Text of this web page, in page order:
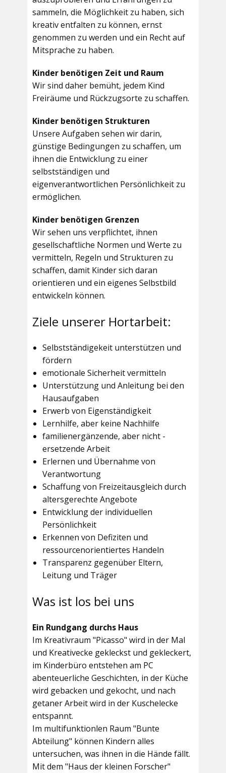
sammeln, die Möglichkeit zu haben, sich
kreativ entfalten zu können, ernst
genommen zu werden und ein Recht auf
Mitsprache zu haben.
Kinder benötigen Zeit und Raum
Wir sind daher bemüht, jedem Kind
Freiräume und Rückzugsorte zu schaffen.
Kinder benötigen Strukturen
Unsere Aufgaben sehen wir darin,
günstige Bedingungen zu schaffen, um
ihnen die Entwicklung zu einer
selbstständigen und
eigenverantwortlichen Persönlichkeit zu
ermöglichen.
Kinder benötigen Grenzen
Wir sehen uns verpflichtet, ihnen
gesellschaftliche Normen und Werte zu
vermitteln, Regeln und Strukturen zu
schaffen, damit Kinder sich daran
orientieren und ein eigenes Selbstbild
entwickeln können.
Ziele unserer Hortarbeit:
Selbstständigekeit unterstützen und
fördern
emotionale Sicherheit vermitteln
Unterstützung und Anleitung bei den
Hausaufgaben
Erwerb von Eigenständigkeit
Lernhilfe, aber keine Nachhilfe
familienergänzende, aber nicht -
ersetzende Arbeit
Erlernen und Übernahme von
Verantwortung
Schaffung von Freizeitausgleich durch
altersgerechte Angebote
Entwicklung der individuellen
Persönlichkeit
Erkennen von Defiziten und
ressourcenorientiertes Handeln
Transparenz gegenüber Eltern,
Leitung und Träger
Was ist los bei uns
Ein Rundgang durchs Haus
Im Kreativraum "Picasso" wird in der Mal
und Kreativecke gekleckst und gekleckert,
im Kinderbüro entstehen am PC
abenteuerliche Geschichten, in der Küche
wird gebacken und gekocht, und nach
getaner Arbeit wird in der Kuschelecke
entspannt.
Im multifunktionlen Raum "Bunte
Abteilung" können Kindern alles
untersuchen, was ihnen in die Hände fällt.
Mit dem "Haus der kleinen Forscher"